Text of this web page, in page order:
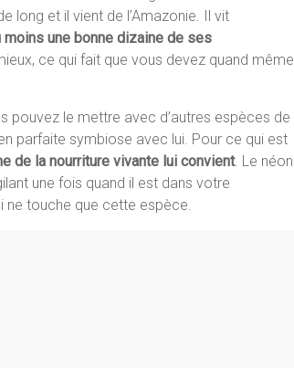
long et il vient de l’Amazonie. Il vit
une bonne dizaine de ses
ce qui fait que vous devez quand même
pouvez le mettre avec d’autres espèces de
parfaite symbiose avec lui. Pour ce qui est
de la nourriture vivante lui convient. Le néon
une fois quand il est dans votre
ne touche que cette espèce.